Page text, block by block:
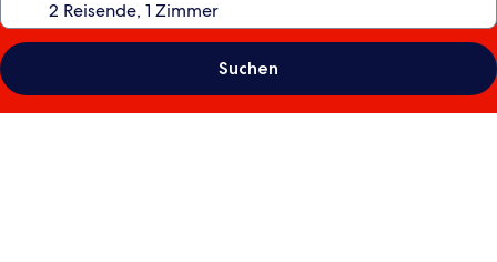
Suchen